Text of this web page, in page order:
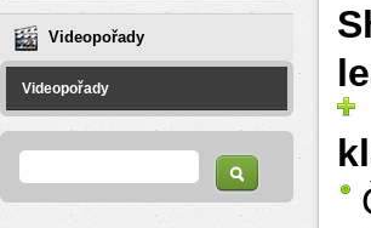
Videopořady
Videopořady